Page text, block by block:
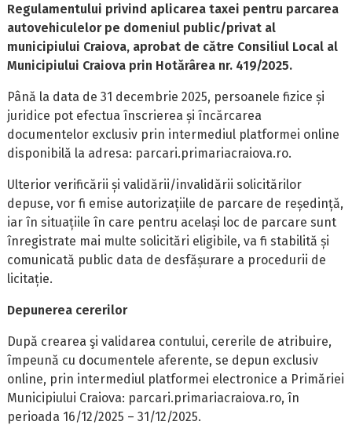
Regulamentului privind aplicarea taxei pentru parcarea
autovehiculelor pe domeniul public/privat al
municipiului Craiova, aprobat de către Consiliul Local al
Municipiului Craiova prin Hotărârea nr. 419/2025.
Până la data de 31 decembrie 2025, persoanele fizice și
juridice pot efectua înscrierea și încărcarea
documentelor exclusiv prin intermediul platformei online
disponibilă la adresa: parcari.primariacraiova.ro.
Ulterior verificării și validării/invalidării solicitărilor
depuse, vor fi emise autorizațiile de parcare de reședință,
iar în situațiile în care pentru același loc de parcare sunt
înregistrate mai multe solicitări eligibile, va fi stabilită și
comunicată public data de desfășurare a procedurii de
licitație.
Depunerea cererilor
După crearea şi validarea contului, cererile de atribuire,
împeună cu documentele aferente, se depun exclusiv
online, prin intermediul platformei electronice a Primăriei
Municipiului Craiova: parcari.primariacraiova.ro, în
perioada 16/12/2025 – 31/12/2025.